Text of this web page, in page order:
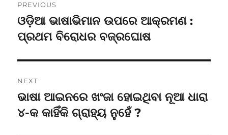
navigation
PREVIOUS
Previous
post:
ଓଡ଼ିଆ ଭାଷାଭିମାନ ଉପରେ ଆକ୍ରମଣ :
ପ୍ରଥମ ବିରୋଧର ବଜ୍ରଘୋଷ
NEXT
Next
post:
ଭାଷା ଆଇନରେ ଖଂଜା ହୋଇଥିବା ନୂଆ ଧାରା
୪-କ କାହିଁକି ଗ୍ରାହ୍ୟ ନୁହେଁ ?